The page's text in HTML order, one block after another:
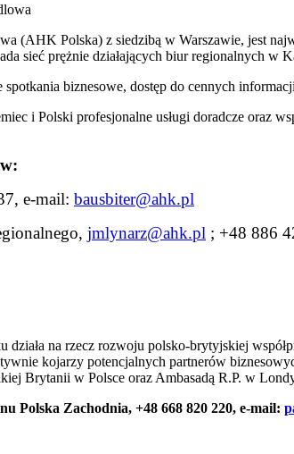
(AHK Polska) z siedzibą w Warszawie, jest
sieć prężnie działających biur regionalnych w
biznesowe, dostęp do cennych
i Polski profesjonalne usługi doradcze oraz
e-mail: bausbiter@ahk.pl
jmlynarz@ahk.pl ; +48 886
na rzecz rozwoju polsko-brytyjskiej
kojarzy potencjalnych partnerów
Brytanii w Polsce oraz Ambasadą R.P. w
Polska Zachodnia, +48 668 820 220, e-mail: